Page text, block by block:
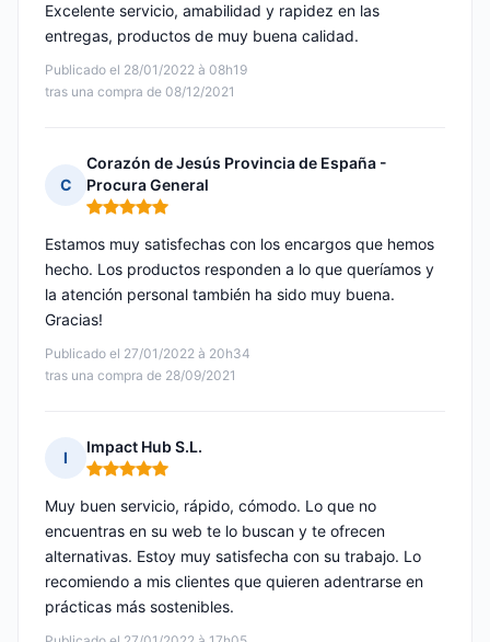
Publicado el 28/01/2022 à 08h19
tras una compra de 08/12/2021
Excelente servicio, amabilidad y rapidez en las
entregas, productos de muy buena calidad.
C
Corazón de Jesús Provincia de España -
Procura General
Nota: 5 de 5
Publicado el 27/01/2022 à 20h34
tras una compra de 28/09/2021
Estamos muy satisfechas con los encargos que hemos
hecho. Los productos responden a lo que queríamos y
la atención personal también ha sido muy buena.
Gracias!
I
Impact Hub S.L.
Nota: 5 de 5
Muy buen servicio, rápido, cómodo. Lo que no
encuentras en su web te lo buscan y te ofrecen
alternativas. Estoy muy satisfecha con su trabajo. Lo
recomiendo a mis clientes que quieren adentrarse en
prácticas más sostenibles.